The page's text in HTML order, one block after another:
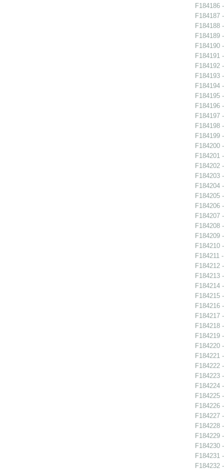
F184186
F184187
F184188
F184189
F184190
F184191
F184192
F184193
F184194
F184195
F184196
F184197
F184198
F184199
F184200
F184201
F184202
F184203
F184204
F184205
F184206
F184207
F184208
F184209
F184210
F184211
F184212
F184213
F184214
F184215
F184216
F184217
F184218
F184219
F184220
F184221
F184222
F184223
F184224
F184225
F184226
F184227
F184228
F184229
F184230
F184231
F184232